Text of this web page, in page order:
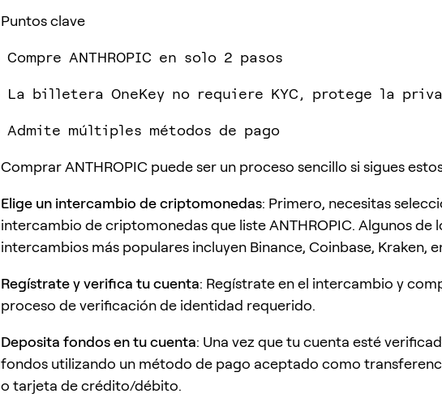
Puntos clave
Compre ANTHROPIC en solo 2 pasos
La billetera OneKey no requiere KYC, protege la
Admite múltiples métodos de pago
Comprar ANTHROPIC puede ser un proceso sencillo si sigues
Elige un intercambio de criptomonedas: Primero, necesitas
intercambio de criptomonedas que liste ANTHROPIC. Algunos de
intercambios más populares incluyen Binance, Coinbase, Kraken,
Regístrate y verifica tu cuenta: Regístrate en el intercambio y
proceso de verificación de identidad requerido.
Deposita fondos en tu cuenta: Una vez que tu cuenta esté
fondos utilizando un método de pago aceptado como
o tarjeta de crédito/débito.